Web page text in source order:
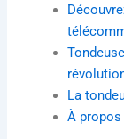
La
À propos